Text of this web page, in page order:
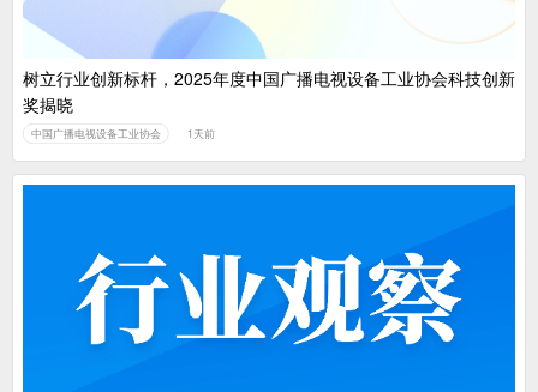
树立行业创新标杆，2025年度中国广播电视设备工业协会科技创新
奖揭晓
中国广播电视设备工业协会 1天前